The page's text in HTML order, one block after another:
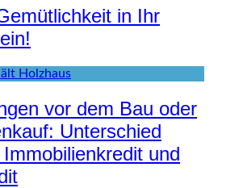
in Ihr
vor dem Bau oder
Unterschied
und